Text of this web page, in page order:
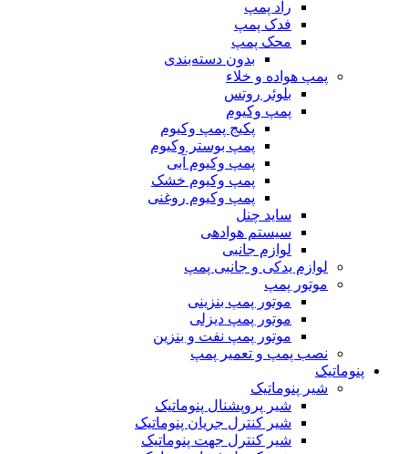
راد پمپ
فدک پمپ
محک پمپ
بدون دسته‌بندی
پمپ هواده و خلاء
بلوئر روتس
پمپ وکیوم
پکیج پمپ وکیوم
پمپ بوستر وکیوم
پمپ وکیوم آبی
پمپ وکیوم خشک
پمپ وکیوم روغنی
ساید چنل
سیستم هوادهی
لوازم جانبی
لوازم یدکی و جانبی پمپ
موتور پمپ
موتور پمپ بنزینی
موتور پمپ دیزلی
موتور پمپ نفت و بنزین
نصب پمپ و تعمیر پمپ
پنوماتیک
شیر پنوماتیک
شیر پروپشنال پنوماتیک
شیر کنترل جریان پنوماتیک
شیر کنترل جهت پنوماتیک